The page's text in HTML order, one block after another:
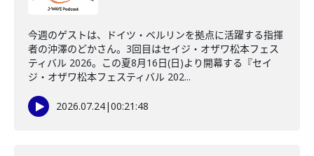
今週のゲストは、ドイツ・ベルリンを拠点に活躍する指揮
者の沖澤のどかさん。3回目はセイジ・オザワ松本フェス
ティバル 2026。この夏8月16日(日)より開幕する『セイ
ジ・オザワ松本フェスティバル 202...
2026.07.24|00:21:48